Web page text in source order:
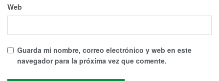
Web
Guarda mi nombre, correo electrónico y web en este
navegador para la próxima vez que comente.